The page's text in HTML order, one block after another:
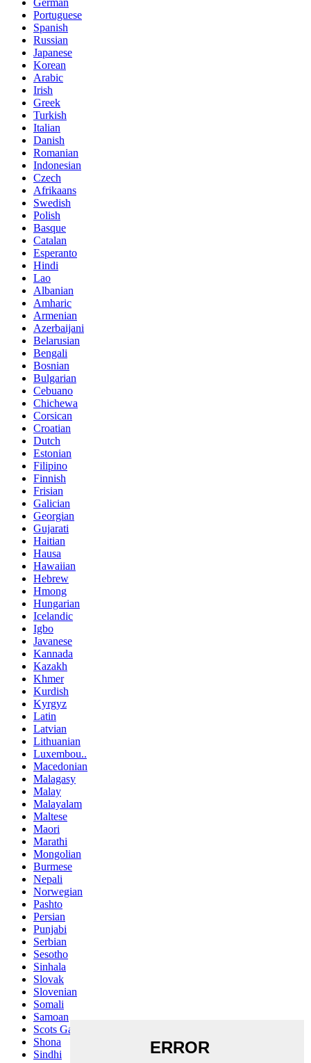
German
Portuguese
Spanish
Russian
Japanese
Korean
Arabic
Irish
Greek
Turkish
Italian
Danish
Romanian
Indonesian
Czech
Afrikaans
Swedish
Polish
Basque
Catalan
Esperanto
Hindi
Lao
Albanian
Amharic
Armenian
Azerbaijani
Belarusian
Bengali
Bosnian
Bulgarian
Cebuano
Chichewa
Corsican
Croatian
Dutch
Estonian
Filipino
Finnish
Frisian
Galician
Georgian
Gujarati
Haitian
Hausa
Hawaiian
Hebrew
Hmong
Hungarian
Icelandic
Igbo
Javanese
Kannada
Kazakh
Khmer
Kurdish
Kyrgyz
Latin
Latvian
Lithuanian
Luxembou..
Macedonian
Malagasy
Malay
Malayalam
Maltese
Maori
Marathi
Mongolian
Burmese
Nepali
Norwegian
Pashto
Persian
Punjabi
Serbian
Sesotho
Sinhala
Slovak
Slovenian
Somali
Samoan
Scots Gaelic
Shona
Sindhi